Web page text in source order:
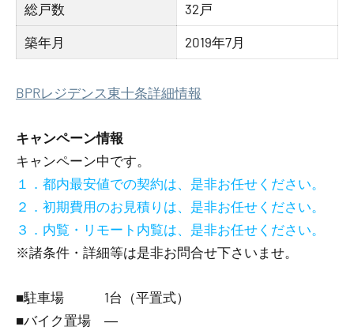
総戸数 32戸
築年月 2019年7月
BPRレジデンス東十条詳細情報
キャンペーン情報
キャンペーン中です。
１．都内最安値での契約は、是非お任せください。
２．初期費用のお見積りは、是非お任せください。
３．内覧・リモート内覧は、是非お任せください。
※諸条件・詳細等は是非お問合せ下さいませ。
■駐車場 1台（平置式）
■バイク置場 ―